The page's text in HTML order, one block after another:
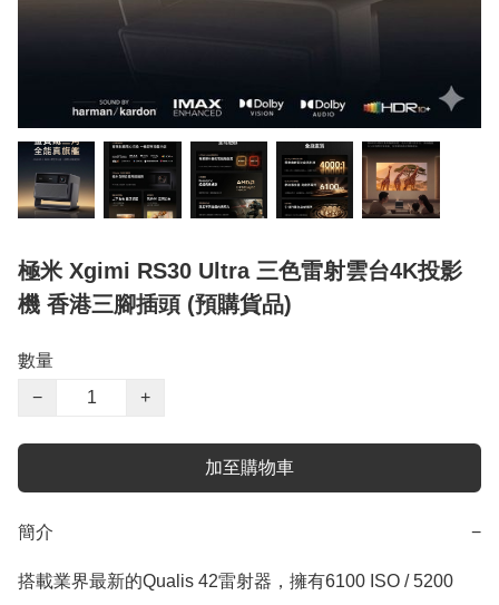
極米 Xgimi RS30 Ultra 三色雷射雲台4K投影
機 香港三腳插頭 (預購貨品)
數量
−
+
加至購物車
簡介 −
搭載業界最新的Qualis 42雷射器，擁有6100 ISO / 5200